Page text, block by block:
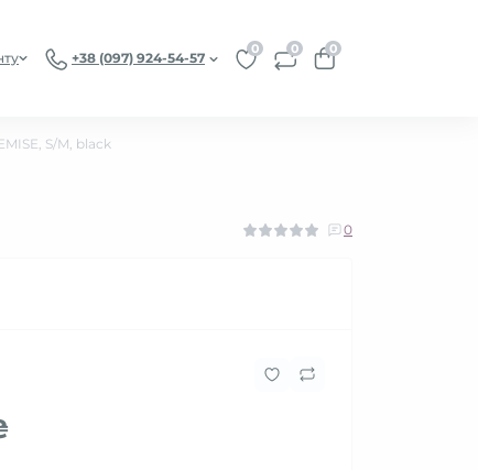
+38 (097) 924-54-57
0 0 0
S/M, black
0